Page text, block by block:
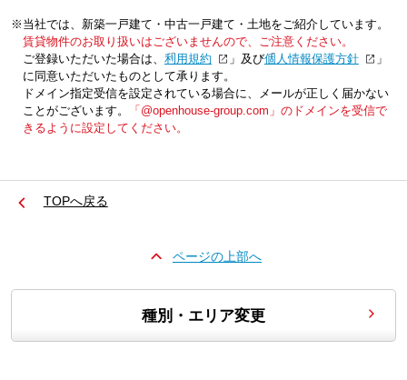
※当社では、新築一戸建て・中古一戸建て・土地をご紹介しています。
賃貸物件のお取り扱いはございませんので、ご注意ください。
ご登録いただいた場合は、「利用規約 」及び「個人情報保護方針
」
に同意いただいたものとして承ります。
ドメイン指定受信を設定されている場合に、メールが正しく届かない
ことがございます。
「@openhouse-group.com」のドメインを受信で
きるように設定してください。
TOPへ戻る
ページの上部へ
種別・エリア変更